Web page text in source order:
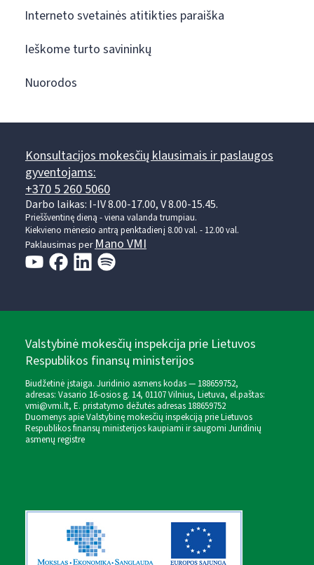
Interneto svetainės atitikties paraiška
Ieškome turto savininkų
Nuorodos
Konsultacijos mokesčių klausimais ir paslaugos
gyventojams:
+370 5 260 5060
Darbo laikas: I-IV 8.00-17.00, V 8.00-15.45.
Prieššventinę dieną - viena valanda trumpiau.
Kiekvieno mėnesio antrą penktadienį 8.00 val. - 12.00 val.
Paklausimas per Mano VMI
Valstybinė mokesčių inspekcija prie Lietuvos
Respublikos finansų ministerijos
Biudžetinė įstaiga. Juridinio asmens kodas — 188659752,
adresas: Vasario 16-osios g. 14, 01107 Vilnius, Lietuva, el.paštas:
vmi@vmi.lt, E. pristatymo dėžutės adresas 188659752
Duomenys apie Valstybinę mokesčių inspekciją prie Lietuvos
Respublikos finansų ministerijos kaupiami ir saugomi Juridinių
asmenų registre